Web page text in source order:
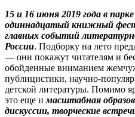
15 и 16 июня 2019 года в
одиннадцатый книжный
главных событий
России. Подборку на лето
— они покажут читателям и
обойденные вниманием
публицистики, научно-
детской литературы. Помимо
это еще имасштабная
дискуссии, творческие